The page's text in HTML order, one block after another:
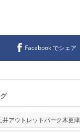
Facebook でシェア
アウトレットパーク木更